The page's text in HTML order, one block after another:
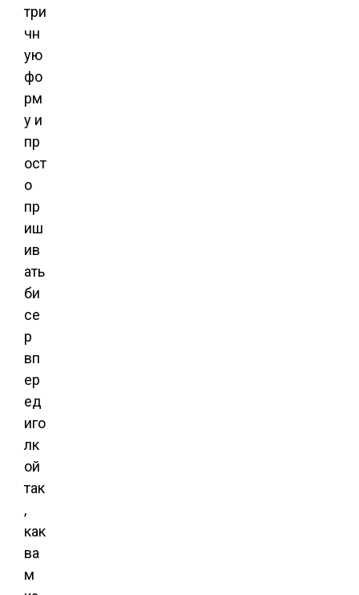
три
чн
ую
фо
рм
у и
пр
ост
о
пр
иш
ив
ать
би
се
р
вп
ер
ед
иго
лк
ой
так
,
как
ва
м